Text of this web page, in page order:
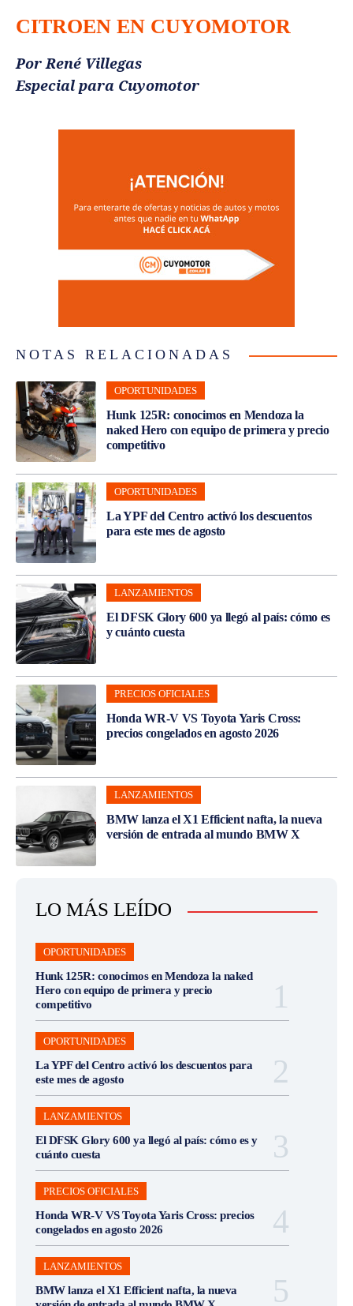
CITROEN EN CUYOMOTOR
Por René Villegas
Especial para Cuyomotor
NOTAS RELACIONADAS
OPORTUNIDADES
Hunk 125R: conocimos en Mendoza la
naked Hero con equipo de primera y precio
competitivo
OPORTUNIDADES
La YPF del Centro activó los descuentos
para este mes de agosto
LANZAMIENTOS
El DFSK Glory 600 ya llegó al país: cómo es
y cuánto cuesta
PRECIOS OFICIALES
Honda WR-V VS Toyota Yaris Cross:
precios congelados en agosto 2026
LANZAMIENTOS
BMW lanza el X1 Efficient nafta, la nueva
versión de entrada al mundo BMW X
LO MÁS LEÍDO
OPORTUNIDADES
Hunk 125R: conocimos en Mendoza la naked
Hero con equipo de primera y precio
competitivo
OPORTUNIDADES
La YPF del Centro activó los descuentos para
este mes de agosto
LANZAMIENTOS
El DFSK Glory 600 ya llegó al país: cómo es y
cuánto cuesta
PRECIOS OFICIALES
Honda WR-V VS Toyota Yaris Cross: precios
congelados en agosto 2026
LANZAMIENTOS
BMW lanza el X1 Efficient nafta, la nueva